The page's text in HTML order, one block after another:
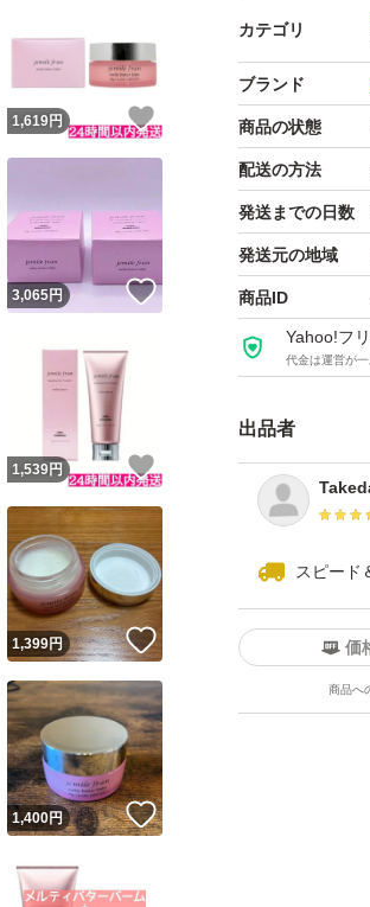
◎シアバター
◎広がりやク
◎ハンドクリ
カテゴリ
ブランド
商品の状態
配送の方法
発送までの日数
発送元の地域
商品ID
Yahoo!フ
代金は運営が
出品者
スピード
価
商品へ
いね！
1,619円
いね！
3,065円 いいね！
いね！
1,539円
ね！
1,399円
いね！
1,400円 いいね！